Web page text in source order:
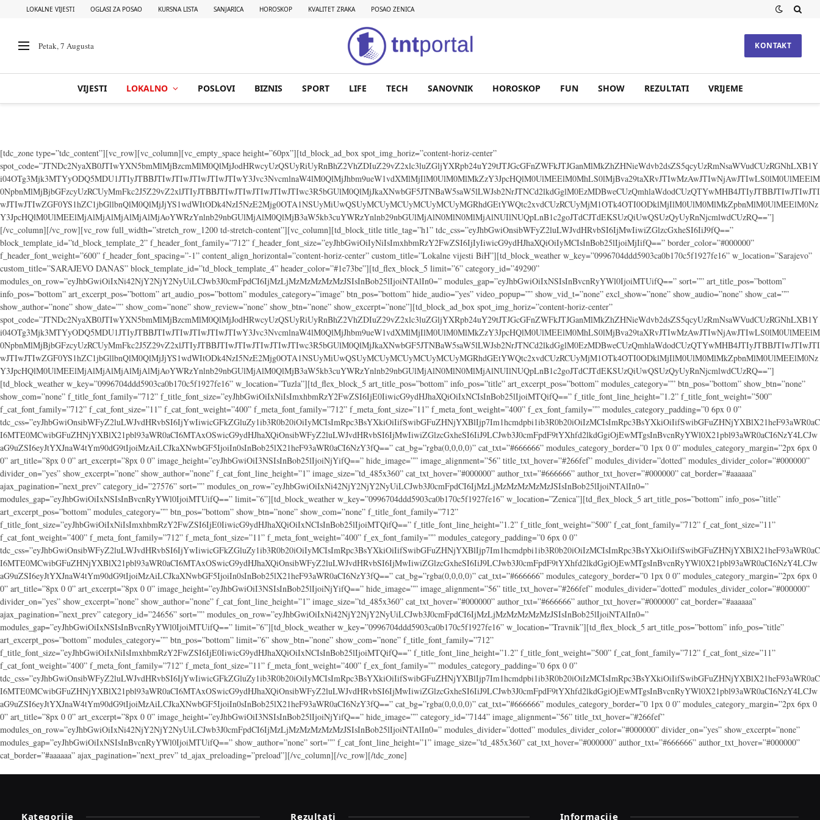
LOKALNE VIJESTI OGLASI ZA POSAO KURSNA LISTA SANJARICA HOROSKOP KVALITET ZRAKA POSAO ZENICA
Petak, 7 Augusta KONTAKT
VIJESTI LOKALNO POSLOVI BIZNIS SPORT LIFE TECH SANOVNIK HOROSKOP FUN SHOW REZULTATI VRIJEME
[tdc_zone type=”tdc_content”][vc_row][vc_column][vc_empty_space height=”60px”][td_block_ad_box spot_img_horiz=”content-horiz-center”
spot_code=”JTNDc2NyaXB0JTIwYXN5bmMlMjBzcmMlM0QlMjJodHRwcyUzQSUyRiUyRnBhZ2VhZDIuZ29vZ2xlc3luZGljYXRpb24uY29tJTJGcGFnZWFkJTJGanMlMkZhZHNieWdvb2dsZS5qcyUzRmNsaWVudCUzRGNhLXB1Y
i04OTg3Mjk3MTYyODQ5MDU1JTIyJTBBJTIwJTIwJTIwJTIwJTIwY3Jvc3NvcmlnaW4lM0QlMjJhbm9ueW1vdXMlMjIlM0UlM0MlMkZzY3JpcHQlM0UlMEElM0MhLS0lMjBva29taXRvJTIwMzAwJTIwNjAwJTIwLS0lM0UlMEElM
0NpbnMlMjBjbGFzcyUzRCUyMmFkc2J5Z29vZ2xlJTIyJTBBJTIwJTIwJTIwJTIwJTIwc3R5bGUlM0QlMjJkaXNwbGF5JTNBaW5saW5lLWJsb2NrJTNCd2lkdGglM0EzMDBweCUzQmhlaWdodCUzQTYwMHB4JTIyJTBBJTIwJTIwJTI
wJTIwJTIwZGF0YS1hZC1jbGllbnQlM0QlMjJjYS1wdWItODk4NzI5NzE2Mjg0OTA1NSUyMiUwQSUyMCUyMCUyMCUyMCUyMGRhdGEtYWQtc2xvdCUzRCUyMjM1OTk4OTI0ODklMjIlM0UlM0MlMkZpbnMlM0UlMEElM0Nz
Y3JpcHQlM0UlMEElMjAlMjAlMjAlMjAlMjAoYWRzYnlnb29nbGUlMjAlM0QlMjB3aW5kb3cuYWRzYnlnb29nbGUlMjAlN0MlN0MlMjAlNUIlNUQpLnB1c2goJTdCJTdEKSUzQiUwQSUzQyUyRnNjcmlwdCUzRQ==”]
[/vc_column][/vc_row][vc_row full_width=”stretch_row_1200 td-stretch-content”][vc_column][td_block_title title_tag=”h1” tdc_css=”eyJhbGwiOnsibWFyZ2luLWJvdHRvbSI6IjMwIiwiZGlzcGxheSI6IiJ9fQ==”
block_template_id=”td_block_template_2” f_header_font_family=”712” f_header_font_size=”eyJhbGwiOiIyNiIsImxhbmRzY2FwZSI6IjIyIiwicG9ydHJhaXQiOiIyMCIsInBob25lIjoiMjIifQ==” border_color=”#000000”
f_header_font_weight=”600” f_header_font_spacing=”-1” content_align_horizontal=”content-horiz-center” custom_title=”Lokalne vijesti BiH”][td_block_weather w_key=”0996704ddd5903ca0b170c5f1927fe16” w_location=”Sarajevo”
custom_title=”SARAJEVO DANAS” block_template_id=”td_block_template_4” header_color=”#1e73be”][td_flex_block_5 limit=”6” category_id=”49290”
modules_on_row=”eyJhbGwiOiIxNi42NjY2NjY2NyUiLCJwb3J0cmFpdCI6IjMzLjMzMzMzMzMzJSIsInBob25lIjoiNTAlIn0=” modules_gap=”eyJhbGwiOiIxNSIsInBvcnRyYWl0IjoiMTUifQ==” sort=”” art_title_pos=”bottom”
info_pos=”bottom” art_excerpt_pos=”bottom” art_audio_pos=”bottom” modules_category=”image” btn_pos=”bottom” hide_audio=”yes” video_popup=”” show_vid_t=”none” excl_show=”none” show_audio=”none” show_cat=””
show_author=”none” show_date=”” show_com=”none” show_review=”none” show_btn=”none” show_excerpt=”none”][td_block_ad_box spot_img_horiz=”content-horiz-center”
spot_code=”JTNDc2NyaXB0JTIwYXN5bmMlMjBzcmMlM0QlMjJodHRwcyUzQSUyRiUyRnBhZ2VhZDIuZ29vZ2xlc3luZGljYXRpb24uY29tJTJGcGFnZWFkJTJGanMlMkZhZHNieWdvb2dsZS5qcyUzRmNsaWVudCUzRGNhLXB1Y
i04OTg3Mjk3MTYyODQ5MDU1JTIyJTBBJTIwJTIwJTIwJTIwJTIwY3Jvc3NvcmlnaW4lM0QlMjJhbm9ueW1vdXMlMjIlM0UlM0MlMkZzY3JpcHQlM0UlMEElM0MhLS0lMjBva29taXRvJTIwMzAwJTIwNjAwJTIwLS0lM0UlMEElM
0NpbnMlMjBjbGFzcyUzRCUyMmFkc2J5Z29vZ2xlJTIyJTBBJTIwJTIwJTIwJTIwJTIwc3R5bGUlM0QlMjJkaXNwbGF5JTNBaW5saW5lLWJsb2NrJTNCd2lkdGglM0EzMDBweCUzQmhlaWdodCUzQTYwMHB4JTIyJTBBJTIwJTIwJTI
wJTIwJTIwZGF0YS1hZC1jbGllbnQlM0QlMjJjYS1wdWItODk4NzI5NzE2Mjg0OTA1NSUyMiUwQSUyMCUyMCUyMCUyMCUyMGRhdGEtYWQtc2xvdCUzRCUyMjM1OTk4OTI0ODklMjIlM0UlM0MlMkZpbnMlM0UlMEElM0Nz
Y3JpcHQlM0UlMEElMjAlMjAlMjAlMjAlMjAoYWRzYnlnb29nbGUlMjAlM0QlMjB3aW5kb3cuYWRzYnlnb29nbGUlMjAlN0MlN0MlMjAlNUIlNUQpLnB1c2goJTdCJTdEKSUzQiUwQSUzQyUyRnNjcmlwdCUzRQ==”]
[td_block_weather w_key=”0996704ddd5903ca0b170c5f1927fe16” w_location=”Tuzla”][td_flex_block_5 art_title_pos=”bottom” info_pos=”title” art_excerpt_pos=”bottom” modules_category=”” btn_pos=”bottom” show_btn=”none”
show_com=”none” f_title_font_family=”712” f_title_font_size=”eyJhbGwiOiIxNiIsImxhbmRzY2FwZSI6IjE0IiwicG9ydHJhaXQiOiIxNCIsInBob25lIjoiMTQifQ==” f_title_font_line_height=”1.2” f_title_font_weight=”500”
f_cat_font_family=”712” f_cat_font_size=”11” f_cat_font_weight=”400” f_meta_font_family=”712” f_meta_font_size=”11” f_meta_font_weight=”400” f_ex_font_family=”” modules_category_padding=”0 6px 0 0”
tdc_css=”eyJhbGwiOnsibWFyZ2luLWJvdHRvbSI6IjYwIiwicGFkZGluZy1ib3R0b20iOiIyMCIsImRpc3BsYXkiOiIifSwibGFuZHNjYXBlIjp7Im1hcmdpbi1ib3R0b20iOiIzMCIsImRpc3BsYXkiOiIifSwibGFuZHNjYXBlX21heF93aWR0aC
I6MTE0MCwibGFuZHNjYXBlX21pbl93aWR0aCI6MTAxOSwicG9ydHJhaXQiOnsibWFyZ2luLWJvdHRvbSI6IjMwIiwiZGlzcGxheSI6IiJ9LCJwb3J0cmFpdF9tYXhfd2lkdGgiOjEwMTgsInBvcnRyYWl0X21pbl93aWR0aCI6NzY4LCJw
aG9uZSI6eyJtYXJnaW4tYm90dG9tIjoiMzAiLCJkaXNwbGF5IjoiIn0sInBob25lX21heF93aWR0aCI6NzY3fQ==” cat_bg=”rgba(0,0,0,0)” cat_txt=”#666666” modules_category_border=”0 1px 0 0” modules_category_margin=”2px 6px 0
0” art_title=”8px 0 0” art_excerpt=”8px 0 0” image_height=”eyJhbGwiOiI3NSIsInBob25lIjoiNjYifQ==” hide_image=”” image_alignment=”56” title_txt_hover=”#266fef” modules_divider=”dotted” modules_divider_color=”#000000”
divider_on=”yes” show_excerpt=”none” show_author=”none” f_cat_font_line_height=”1” image_size=”td_485x360” cat_txt_hover=”#000000” author_txt=”#666666” author_txt_hover=”#000000” cat_border=”#aaaaaa”
ajax_pagination=”next_prev” category_id=”27576” sort=”” modules_on_row=”eyJhbGwiOiIxNi42NjY2NjY2NyUiLCJwb3J0cmFpdCI6IjMzLjMzMzMzMzMzJSIsInBob25lIjoiNTAlIn0=”
modules_gap=”eyJhbGwiOiIxNSIsInBvcnRyYWl0IjoiMTUifQ==” limit=”6”][td_block_weather w_key=”0996704ddd5903ca0b170c5f1927fe16” w_location=”Zenica”][td_flex_block_5 art_title_pos=”bottom” info_pos=”title”
art_excerpt_pos=”bottom” modules_category=”” btn_pos=”bottom” show_btn=”none” show_com=”none” f_title_font_family=”712”
f_title_font_size=”eyJhbGwiOiIxNiIsImxhbmRzY2FwZSI6IjE0IiwicG9ydHJhaXQiOiIxNCIsInBob25lIjoiMTQifQ==” f_title_font_line_height=”1.2” f_title_font_weight=”500” f_cat_font_family=”712” f_cat_font_size=”11”
f_cat_font_weight=”400” f_meta_font_family=”712” f_meta_font_size=”11” f_meta_font_weight=”400” f_ex_font_family=”” modules_category_padding=”0 6px 0 0”
tdc_css=”eyJhbGwiOnsibWFyZ2luLWJvdHRvbSI6IjYwIiwicGFkZGluZy1ib3R0b20iOiIyMCIsImRpc3BsYXkiOiIifSwibGFuZHNjYXBlIjp7Im1hcmdpbi1ib3R0b20iOiIzMCIsImRpc3BsYXkiOiIifSwibGFuZHNjYXBlX21heF93aWR0aC
I6MTE0MCwibGFuZHNjYXBlX21pbl93aWR0aCI6MTAxOSwicG9ydHJhaXQiOnsibWFyZ2luLWJvdHRvbSI6IjMwIiwiZGlzcGxheSI6IiJ9LCJwb3J0cmFpdF9tYXhfd2lkdGgiOjEwMTgsInBvcnRyYWl0X21pbl93aWR0aCI6NzY4LCJw
aG9uZSI6eyJtYXJnaW4tYm90dG9tIjoiMzAiLCJkaXNwbGF5IjoiIn0sInBob25lX21heF93aWR0aCI6NzY3fQ==” cat_bg=”rgba(0,0,0,0)” cat_txt=”#666666” modules_category_border=”0 1px 0 0” modules_category_margin=”2px 6px 0
0” art_title=”8px 0 0” art_excerpt=”8px 0 0” image_height=”eyJhbGwiOiI3NSIsInBob25lIjoiNjYifQ==” hide_image=”” image_alignment=”56” title_txt_hover=”#266fef” modules_divider=”dotted” modules_divider_color=”#000000”
divider_on=”yes” show_excerpt=”none” show_author=”none” f_cat_font_line_height=”1” image_size=”td_485x360” cat_txt_hover=”#000000” author_txt=”#666666” author_txt_hover=”#000000” cat_border=”#aaaaaa”
ajax_pagination=”next_prev” category_id=”24656” sort=”” modules_on_row=”eyJhbGwiOiIxNi42NjY2NjY2NyUiLCJwb3J0cmFpdCI6IjMzLjMzMzMzMzMzJSIsInBob25lIjoiNTAlIn0=”
modules_gap=”eyJhbGwiOiIxNSIsInBvcnRyYWl0IjoiMTUifQ==” limit=”6”][td_block_weather w_key=”0996704ddd5903ca0b170c5f1927fe16” w_location=”Travnik”][td_flex_block_5 art_title_pos=”bottom” info_pos=”title”
art_excerpt_pos=”bottom” modules_category=”” btn_pos=”bottom” limit=”6” show_btn=”none” show_com=”none” f_title_font_family=”712”
f_title_font_size=”eyJhbGwiOiIxNiIsImxhbmRzY2FwZSI6IjE0IiwicG9ydHJhaXQiOiIxNCIsInBob25lIjoiMTQifQ==” f_title_font_line_height=”1.2” f_title_font_weight=”500” f_cat_font_family=”712” f_cat_font_size=”11”
f_cat_font_weight=”400” f_meta_font_family=”712” f_meta_font_size=”11” f_meta_font_weight=”400” f_ex_font_family=”” modules_category_padding=”0 6px 0 0”
tdc_css=”eyJhbGwiOnsibWFyZ2luLWJvdHRvbSI6IjYwIiwicGFkZGluZy1ib3R0b20iOiIyMCIsImRpc3BsYXkiOiIifSwibGFuZHNjYXBlIjp7Im1hcmdpbi1ib3R0b20iOiIzMCIsImRpc3BsYXkiOiIifSwibGFuZHNjYXBlX21heF93aWR0aC
I6MTE0MCwibGFuZHNjYXBlX21pbl93aWR0aCI6MTAxOSwicG9ydHJhaXQiOnsibWFyZ2luLWJvdHRvbSI6IjMwIiwiZGlzcGxheSI6IiJ9LCJwb3J0cmFpdF9tYXhfd2lkdGgiOjEwMTgsInBvcnRyYWl0X21pbl93aWR0aCI6NzY4LCJw
aG9uZSI6eyJtYXJnaW4tYm90dG9tIjoiMzAiLCJkaXNwbGF5IjoiIn0sInBob25lX21heF93aWR0aCI6NzY3fQ==” cat_bg=”rgba(0,0,0,0)” cat_txt=”#666666” modules_category_border=”0 1px 0 0” modules_category_margin=”2px 6px 0
0” art_title=”8px 0 0” art_excerpt=”8px 0 0” image_height=”eyJhbGwiOiI3NSIsInBob25lIjoiNjYifQ==” hide_image=”” category_id=”7144” image_alignment=”56” title_txt_hover=”#266fef”
modules_on_row=”eyJhbGwiOiIxNi42NjY2NjY2NyUiLCJwb3J0cmFpdCI6IjMzLjMzMzMzMzMzJSIsInBob25lIjoiNTAlIn0=” modules_divider=”dotted” modules_divider_color=”#000000” divider_on=”yes” show_excerpt=”none”
modules_gap=”eyJhbGwiOiIxNSIsInBvcnRyYWl0IjoiMTUifQ==” show_author=”none” sort=”” f_cat_font_line_height=”1” image_size=”td_485x360” cat_txt_hover=”#000000” author_txt=”#666666” author_txt_hover=”#000000”
cat_border=”#aaaaaa” ajax_pagination=”next_prev” td_ajax_preloading=”preload”][/vc_column][/vc_row][/tdc_zone]
Kategorije Rezultati Informacije